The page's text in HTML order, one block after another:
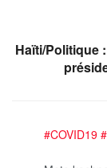
Haïti/Politique
#COVID19